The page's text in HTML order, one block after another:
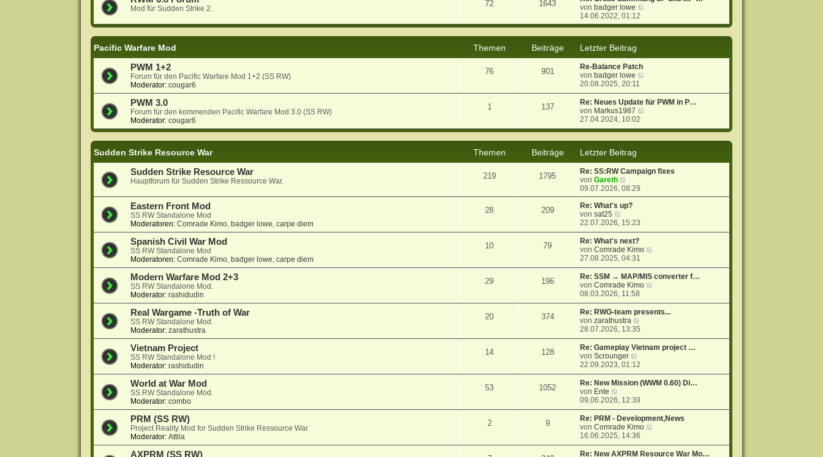
r
a
g
B
e
i
a
g
e
i
g
Mod für Sudden Strike 2.
72 1643
von badger lowe
u
e
i
t
g
14.06.2022, 01:12
Pacific Warfare Mod Themen Beiträge
Letzter Beitrag
PWM 1+2
Forum für den Pacific Warfare Mod 1+2 (SS RW)
Moderator: cougar6
76 901
Re-Balance Patch
von badger lowe
u
e
r
B
t
g
20.08.2025, 20:11
PWM 3.0
Forum für den kommenden Pacific Warfare Mod 3.0 (SS RW)
Moderator: cougar6
1 137
Re: Neues Update für PWM in P…
von Markus1987
u
e
r
i
g
27.04.2024, 10:02
Sudden Strike Resource War Themen Beiträge
Letzter Beitrag
Sudden Strike Resource War
Hauptforum für Sudden Strike Ressource War.
219 1795
Re: SS:RW Campaign fixes
vonGareth
e
u
e
t
e
r
B
e
t
r
a
09.07.2026, 08:29
Eastern Front Mod
SS RW Standalone Mod
Moderatoren: Comrade Kimo, badger lowe, carpe diem
28 209
Re: What's up?
vonsat25
e
u
e
s
t
r
B
e
r
a
g
22.07.2026, 15:23
Spanish Civil War Mod
SS RW Standalone Mod
Moderatoren: Comrade Kimo, badger lowe, carpe diem
10 79
Re: What's next?
vonComrade Kimo
u
e
r
r
27.08.2025, 04:31
Modern Warfare Mod 2+3
SS RW Standalone Mod.
Moderator: rashidudin
29 196
Re: SSM → MAP/MIS converter f…
vonComrade Kimo
u
e
r
t
r
08.03.2026, 11:58
Real Wargame -Truth of War
SS RW Standalone Mod.
Moderator: zarathustra
20 374
Re: RWG-team presents...
vonzarathustra
u
e
r
B
r
a
28.07.2026, 13:35
Vietnam Project
SS RW Standalone Mod !
Moderator: rashidudin
14 128
Re: Gameplay Vietnam project …
vonScrounger
e
u
e
t
r
B
e
22.09.2023, 01:12
World at War Mod
SS RW Standalone Mod.
Moderator: combo
53 1052
Re: New Mission (WWM 0.60) Di…
von Ente
e
u
e
s
r
09.06.2026, 12:39
PRM (SS RW)
Project Reality Mod for Sudden Strike Ressource War
Moderator: Attila
2 9
Re: PRM - Development,News
vonComrade Kimo
u
e
16.06.2025, 14:36
AXPRM (SS RW)
Re: New AXPRM Resource War Mo…